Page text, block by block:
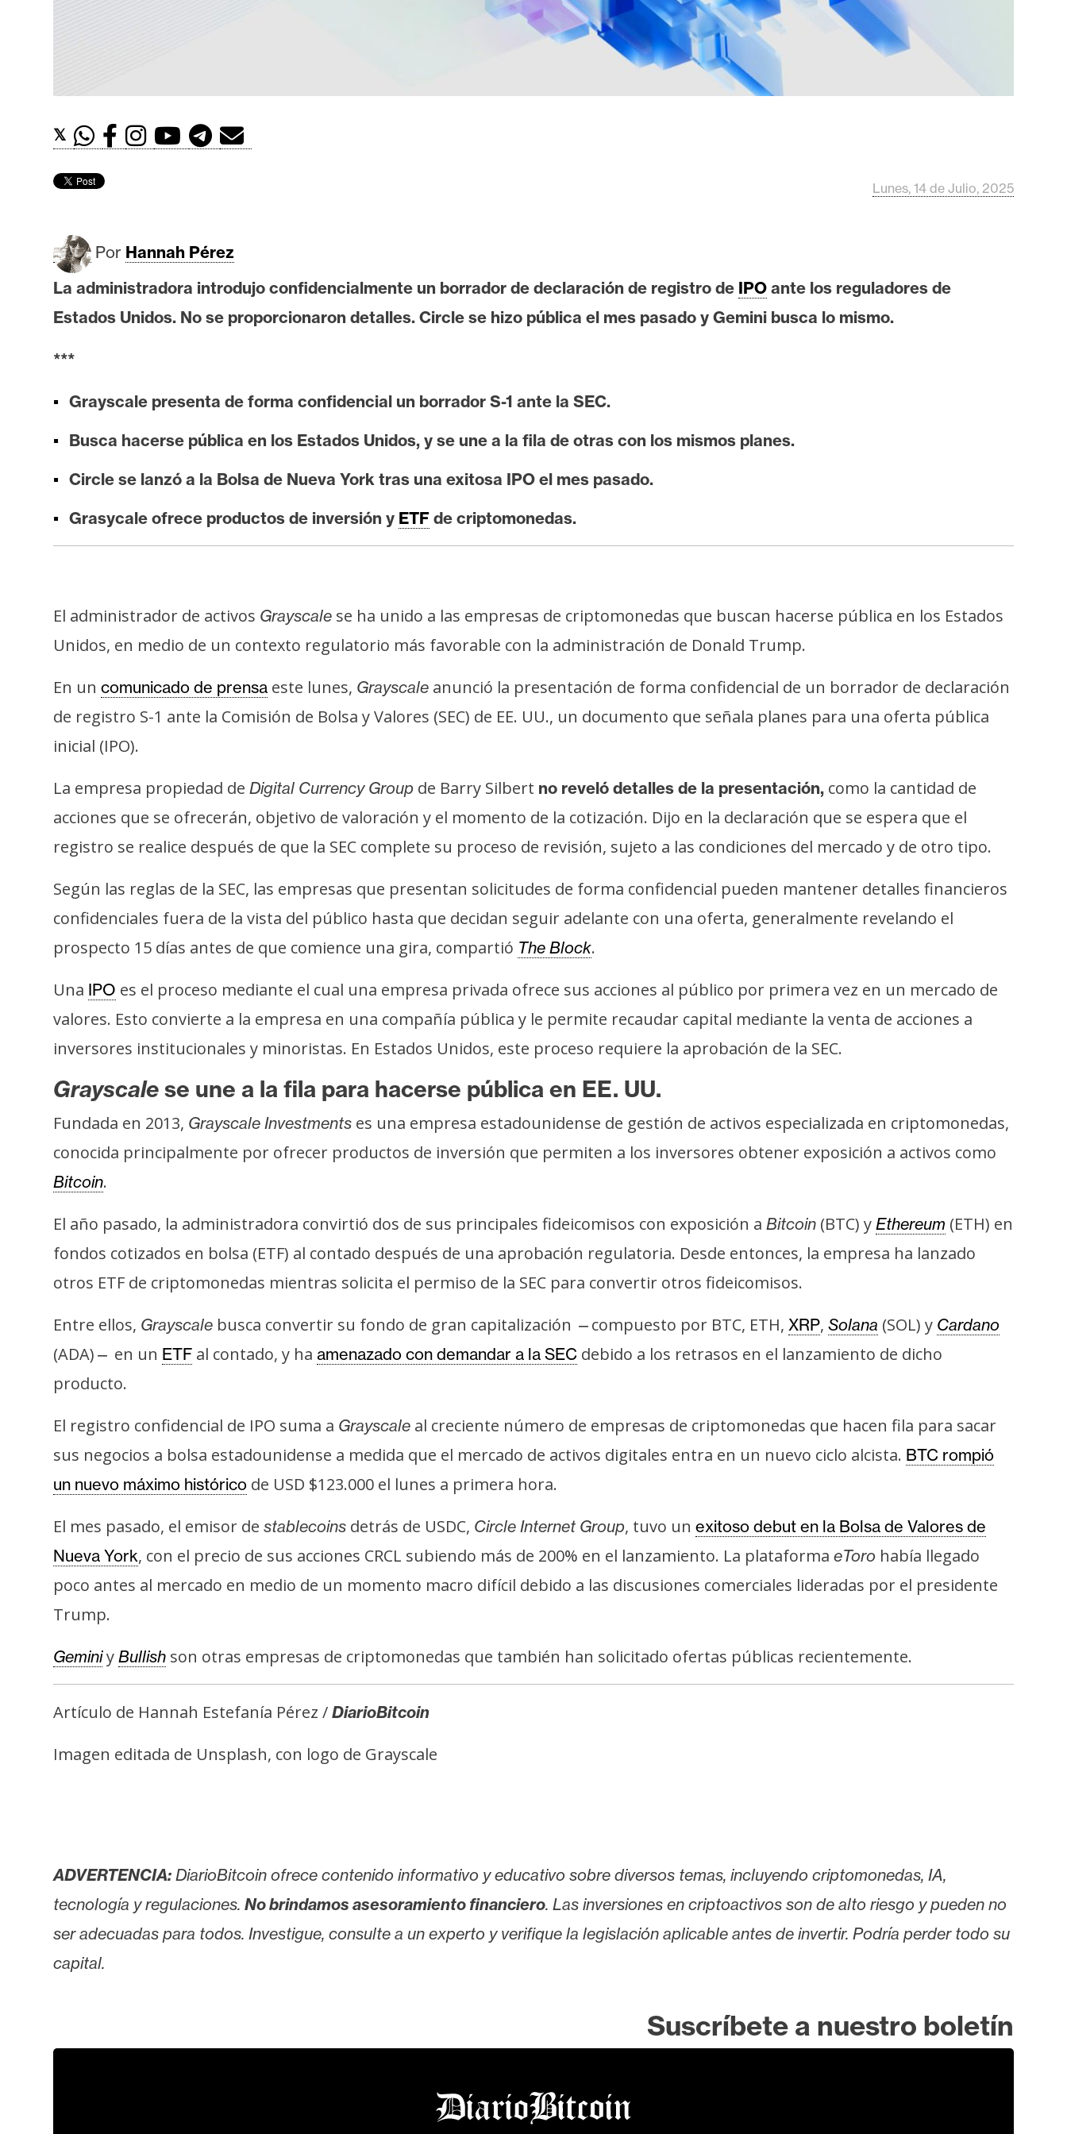
e
u
m
A
á
i
i
N
a
e
P
r
e
s
a
T
e
m
s
R
c
r
s
s
C
o
n
t
a
c
t
y
u
b
i
c
d
d
𝕏
Lunes, 14 de Julio, 2025
Por Hannah Pérez
La administradora introdujo confidencialmente un borrador de declaración de registro de IPO ante los reguladores de
Estados Unidos. No se proporcionaron detalles. Circle se hizo pública el mes pasado y Gemini busca lo mismo.
***
Grayscale presenta de forma confidencial un borrador S-1 ante la SEC.
Busca hacerse pública en los Estados Unidos, y se une a la fila de otras con los mismos planes.
Circle se lanzó a la Bolsa de Nueva York tras una exitosa IPO el mes pasado.
Grasycale ofrece productos de inversión y ETF de criptomonedas.
El administrador de activos Grayscale se ha unido a las empresas de criptomonedas que buscan hacerse pública en los Estados
Unidos, en medio de un contexto regulatorio más favorable con la administración de Donald Trump.
En un comunicado de prensa este lunes, Grayscale anunció la presentación de forma confidencial de un borrador de declaración
de registro S-1 ante la Comisión de Bolsa y Valores (SEC) de EE. UU., un documento que señala planes para una oferta pública
inicial (IPO).
La empresa propiedad de Digital Currency Group de Barry Silbert no reveló detalles de la presentación, como la cantidad de
acciones que se ofrecerán, objetivo de valoración y el momento de la cotización. Dijo en la declaración que se espera que el
registro se realice después de que la SEC complete su proceso de revisión, sujeto a las condiciones del mercado y de otro tipo.
Según las reglas de la SEC, las empresas que presentan solicitudes de forma confidencial pueden mantener detalles financieros
confidenciales fuera de la vista del público hasta que decidan seguir adelante con una oferta, generalmente revelando el
prospecto 15 días antes de que comience una gira, compartió The Block.
Una IPO es el proceso mediante el cual una empresa privada ofrece sus acciones al público por primera vez en un mercado de
valores. Esto convierte a la empresa en una compañía pública y le permite recaudar capital mediante la venta de acciones a
inversores institucionales y minoristas. En Estados Unidos, este proceso requiere la aprobación de la SEC.
Grayscale se une a la fila para hacerse pública en EE. UU.
Fundada en 2013, Grayscale Investments es una empresa estadounidense de gestión de activos especializada en criptomonedas,
conocida principalmente por ofrecer productos de inversión que permiten a los inversores obtener exposición a activos como
Bitcoin.
El año pasado, la administradora convirtió dos de sus principales fideicomisos con exposición a Bitcoin (BTC) y Ethereum (ETH) en
fondos cotizados en bolsa (ETF) al contado después de una aprobación regulatoria. Desde entonces, la empresa ha lanzado
otros ETF de criptomonedas mientras solicita el permiso de la SEC para convertir otros fideicomisos.
Entre ellos, Grayscale busca convertir su fondo de gran capitalización — compuesto por BTC, ETH, XRP, Solana (SOL) y Cardano
(ADA) — en un ETF al contado, y ha amenazado con demandar a la SEC debido a los retrasos en el lanzamiento de dicho
producto.
El registro confidencial de IPO suma a Grayscale al creciente número de empresas de criptomonedas que hacen fila para sacar
sus negocios a bolsa estadounidense a medida que el mercado de activos digitales entra en un nuevo ciclo alcista. BTC rompió
un nuevo máximo histórico de USD $123.000 el lunes a primera hora.
El mes pasado, el emisor de stablecoins detrás de USDC, Circle Internet Group, tuvo un exitoso debut en la Bolsa de Valores de
Nueva York, con el precio de sus acciones CRCL subiendo más de 200% en el lanzamiento. La plataforma eToro había llegado
poco antes al mercado en medio de un momento macro difícil debido a las discusiones comerciales lideradas por el presidente
Trump.
Geminiy Bullish son otras empresas de criptomonedas que también han solicitado ofertas públicas recientemente.
Artículo de Hannah Estefanía Pérez / DiarioBitcoin
Imagen editada de Unsplash, con logo de Grayscale
ADVERTENCIA: DiarioBitcoin ofrece contenido informativo y educativo sobre diversos temas, incluyendo criptomonedas, IA,
tecnología y regulaciones. No brindamos asesoramiento financiero. Las inversiones en criptoactivos son de alto riesgo y pueden no
ser adecuadas para todos. Investigue, consulte a un experto y verifique la legislación aplicable antes de invertir. Podría perder todo su
capital.
Suscríbete a nuestro boletín